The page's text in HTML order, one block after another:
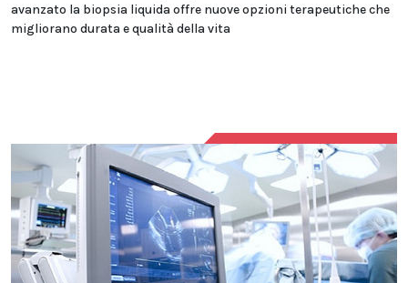
avanzato la biopsia liquida offre nuove opzioni terapeutiche che
migliorano durata e qualità della vita